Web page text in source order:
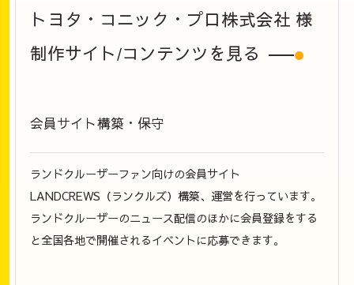
トヨタ・コニック・プロ株式会社 様
制作サイト/コンテンツを見る
会員サイト構築・保守
ランドクルーザーファン向けの会員サイト
LANDCREWS（ランクルズ）構築、運営を行っています。
ランドクルーザーのニュース配信のほかに会員登録をする
と全国各地で開催されるイベントに応募できます。